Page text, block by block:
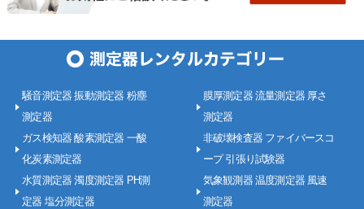
騒音測定器 振動測定器 粉塵
測定器
ガス検知器 酸素測定器 一酸
化炭素測定器
水質測定器 濁度測定器 PH測
定器 塩分測定器
膜厚測定器 流量測定器 厚さ
測定器
非破壊検査器 ファイバースコ
ープ 引張り試験器
気象観測器 温度測定器 風速
測定器